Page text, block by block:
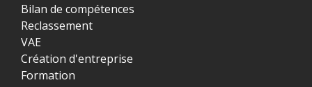
Bilan de compétences
Reclassement
VAE
Création d'entreprise
Formation